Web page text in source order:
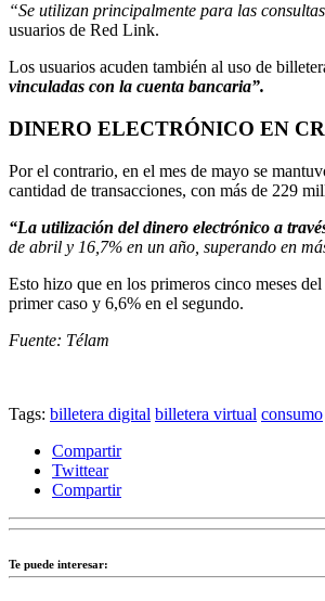
“Se utilizan principalmente para las
usuarios de Red Link.
Los usuarios acuden también al uso de
vinculadas con la cuenta bancaria”.
DINERO ELECTRÓNICO EN
Por el contrario, en el mes de mayo se
cantidad de transacciones, con más de 229
“La utilización del dinero electrónico a
de abril y 16,7% en un año, superando en
Esto hizo que en los primeros cinco meses
primer caso y 6,6% en el segundo.
Fuente: Télam
Tags: billetera digital billetera virtual consumo
Compartir
Twittear
Compartir
Te puede interesar: